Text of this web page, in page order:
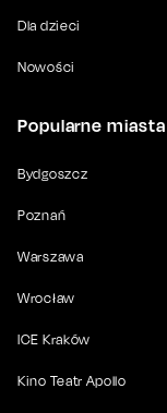
Dla dzieci
Nowości
Popularne
Bydgoszcz
Poznań
Warszawa
Wrocław
ICE Kraków
Kino Teatr Apollo